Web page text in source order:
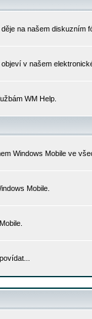
na našem diskuzním
v našem
WM Help.
Windows Mobile ve
Mobile.